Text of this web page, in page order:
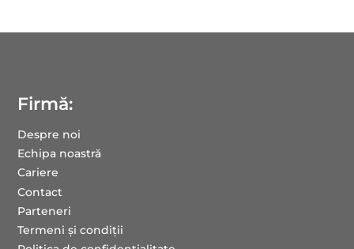
Firmă:
Despre noi
Echipa noastră
Cariere
Contact
Parteneri
Termeni și condiții